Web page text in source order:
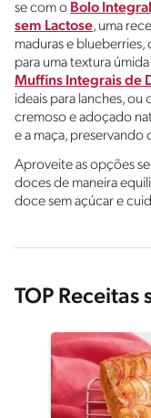
se com o Bolo
sem Lactose, uma
maduras e blueberries,
para uma textura
Muffins Integrais de
ideais para lanches, ou
cremoso e adoçado
e a maça,
Aproveite as opções
doces de maneira
doce sem açúcar e
TOP